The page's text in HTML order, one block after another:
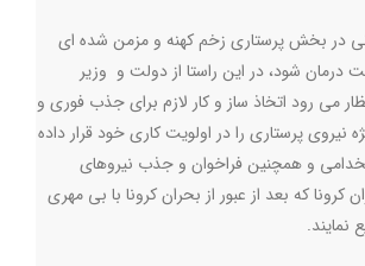
در بخش پرستاری زخم کهنه و مزمن شده ای
درمان شود، در این راستا از دولت و وزیر
می رود اتخاذ ساز و کار لازم برای جذب فوری و
نیروی پرستاری را در اولویت کاری خود قرار داده
و همچنین فراخوان و جذب نیروهای
دوران کرونا که بعد از عبور از بحران کرونا با بی مهری
نمایند.